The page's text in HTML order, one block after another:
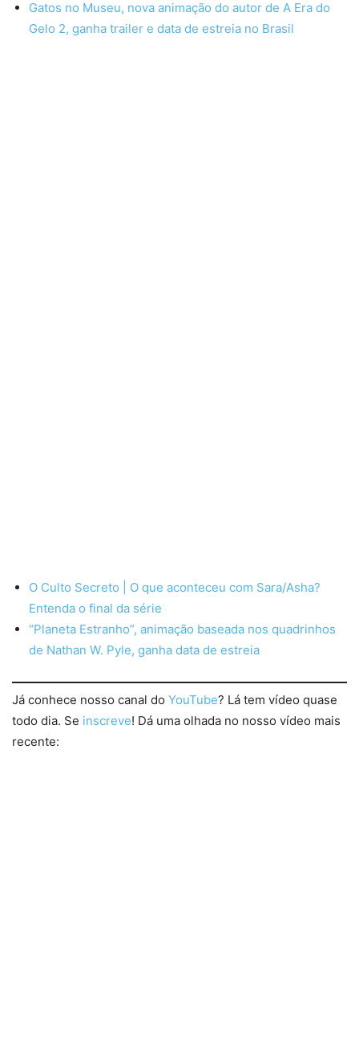
Gatos no Museu, nova animação do autor de A Era do
Gelo 2, ganha trailer e data de estreia no Brasil
O Culto Secreto | O que aconteceu com Sara/Asha?
Entenda o final da série
“Planeta Estranho”, animação baseada nos quadrinhos
de Nathan W. Pyle, ganha data de estreia
Já conhece nosso canal do YouTube? Lá tem vídeo quase
todo dia. Se inscreve! Dá uma olhada no nosso vídeo mais
recente: